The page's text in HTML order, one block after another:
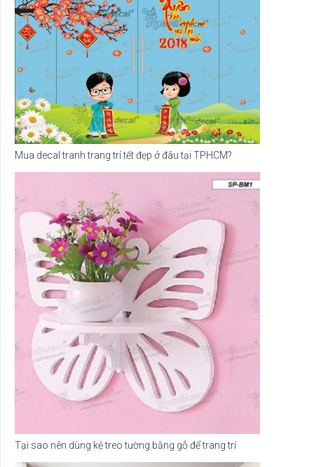
Mua decal tranh trang trí tết đẹp ở đâu tại TPHCM?
Tại sao nên dùng kệ treo tường bằng gỗ để trang trí